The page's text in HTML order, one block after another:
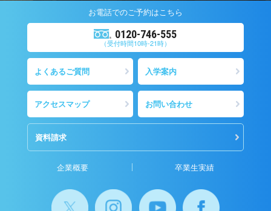
お電話でのご予約はこちら
0120-746-555
（受付時間10時-21時）
よくあるご質問 入学案内
アクセスマップ お問い合わせ
資料請求
企業概要 卒業生実績